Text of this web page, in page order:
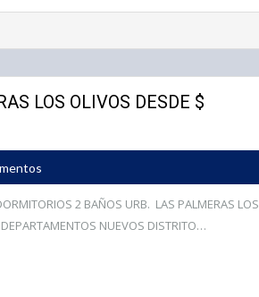
LOS OLIVOS DESDE $
2 BAÑOS URB. LAS PALMERAS LOS
NUEVOS DISTRITO…